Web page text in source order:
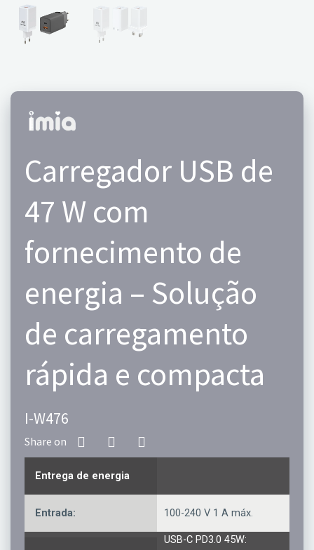
Carregador USB de
47 W com
fornecimento de
energia – Solução
de carregamento
rápida e compacta
I-W476
Entrega de energia
Entrada: 100-240 V 1 A máx.
USB-C PD3.0 45W: